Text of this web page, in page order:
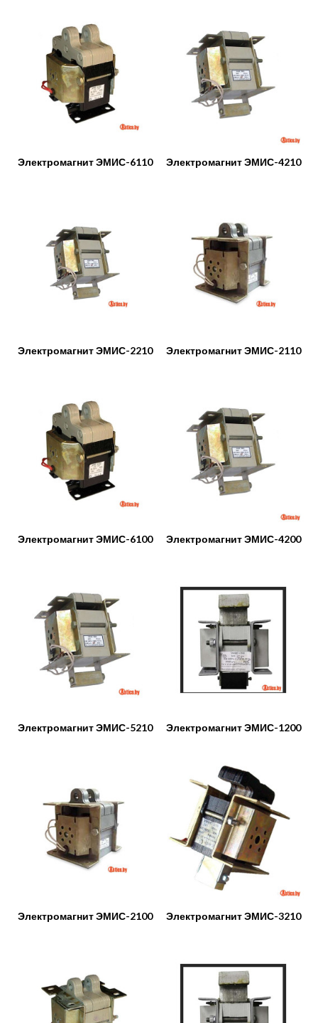
Электромагнит ЭМИС-6110 Электромагнит ЭМИС-4210
Электромагнит ЭМИС-2210 Электромагнит ЭМИС-2110
Электромагнит ЭМИС-6100 Электромагнит ЭМИС-4200
Электромагнит ЭМИС-5210 Электромагнит ЭМИС-1200
Электромагнит ЭМИС-2100 Электромагнит ЭМИС-3210